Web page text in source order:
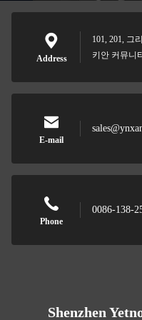
Address
101, 201, 그
키안 커뮤니
E-mail
Phone
0086-138-
Shenzhen